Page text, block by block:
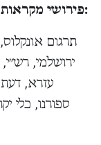
פירושי מקראות גדולות הקלאסיים:
תרגום
ירושלמי,
עזרא, דעת
ספורנו, כלי